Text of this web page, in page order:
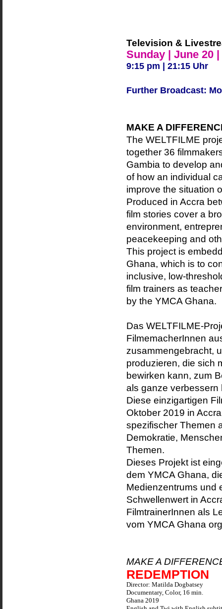
Television &
Sunday | June 20 |
9:15 pm | 21:15 Uhr
Further Broadcast:
MAKE A
The WELTFILME
together 36
Gambia to develop
of how an individual
improve the situation
Produced in Accra
film stories cover a
environment,
peacekeeping and
This project is
Ghana, which is to
inclusive, low-
film trainers as
by the YMCA Ghana.
Das WELTFILME-
FilmemacherInnen
zusammengebracht,
produzieren, die sich
bewirken kann, zum
als ganze verbessern
Diese einzigartigen
Oktober 2019 in
spezifischer Themen
Demokratie,
Themen.
Dieses Projekt ist
dem YMCA Ghana,
Medienzentrums und
Schwellenwert in
FilmtrainerInnen als
vom YMCA Ghana
MAKE A
REDEMPTION
Director: Matilda Dogbatsey
Documentary, Color, 16 min.
Ghana 2019